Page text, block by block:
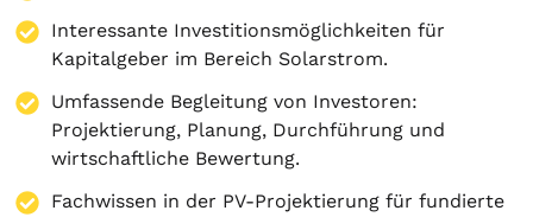
Interessante Investitionsmöglichkeiten für
Kapitalgeber im Bereich Solarstrom.
Umfassende Begleitung von Investoren:
Projektierung, Planung, Durchführung und
wirtschaftliche Bewertung.
Fachwissen in der PV-Projektierung für fundierte